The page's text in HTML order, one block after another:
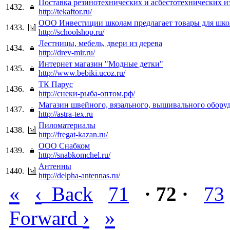
1432.
Поставка резинотехнических и асбестотехнических
http://tekaftor.ru/
1433.
ООО Инвестиции школам предлагает товары для
http://schoolshop.ru/
1434.
Лестницы, мебель, двери из дерева
http://drev-mir.ru/
1435.
Интернет магазин "Модные детки"
http://www.bebiki.ucoz.ru/
1436.
ТК Парус
http://снеки-рыба-оптом.рф/
1437.
Магазин швейного, вязального, вышивального
http://astra-tex.ru
1438.
Пиломатериалы
http://fregat-kazan.ru/
1439.
ООО Снабком
http://snabkomchel.ru/
1440.
Антенны
http://delpha-antennas.ru/
« ‹ Back 71 · 72 ·
73
Forward › »